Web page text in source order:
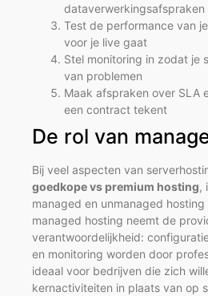
Test de performance van
voor je live gaat
Stel monitoring in zodat je
van problemen
Maak afspraken over SLA
een contract tekent
De rol van
Bij veel aspecten van
goedkope vs premium hosting,
managed en unmanaged
managed hosting neemt de
verantwoordelijkheid:
en monitoring worden door
ideaal voor bedrijven die zich
kernactiviteiten in plaats van op